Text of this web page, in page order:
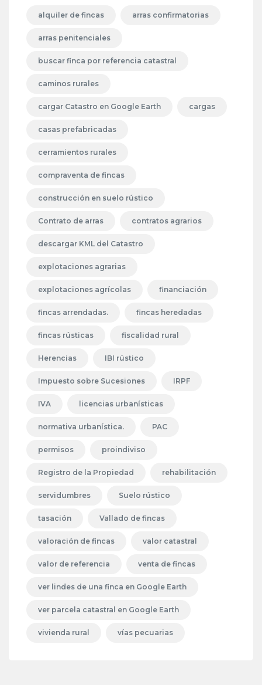
alquiler de fincas arras confirmatorias
arras penitenciales
buscar finca por referencia catastral
caminos rurales
cargar Catastro en Google Earth cargas
casas prefabricadas
cerramientos rurales
compraventa de fincas
construcción en suelo rústico
Contrato de arras contratos agrarios
descargar KML del Catastro
explotaciones agrarias
explotaciones agrícolas financiación
fincas arrendadas. fincas heredadas
fincas rústicas fiscalidad rural
Herencias IBI rústico
Impuesto sobre Sucesiones IRPF
IVA licencias urbanísticas
normativa urbanística. PAC
permisos proindiviso
Registro de la Propiedad rehabilitación
servidumbres Suelo rústico
tasación Vallado de fincas
valoración de fincas valor catastral
valor de referencia venta de fincas
ver lindes de una finca en Google Earth
ver parcela catastral en Google Earth
vivienda rural vías pecuarias